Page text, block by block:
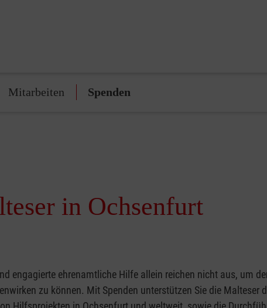
Mitarbeiten Spenden
in Ochsenfurt
engagierte ehrenamtliche Hilfe allein reichen nicht aus, um
zu können. Mit Spenden unterstützen Sie die Malteser